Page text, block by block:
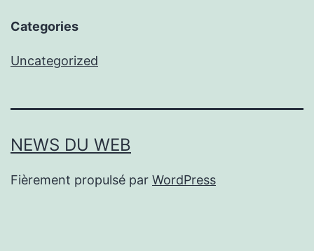
Categories
Uncategorized
NEWS DU WEB
Fièrement propulsé par WordPress